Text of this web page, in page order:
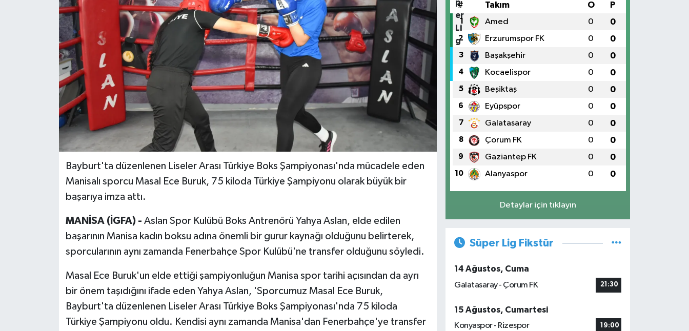
Bayburt'ta düzenlenen Liseler Arası Türkiye Boks Şampiyonası'nda mücadele eden
Manisalı sporcu Masal Ece Buruk, 75 kiloda Türkiye Şampiyonu olarak büyük bir
başarıya imza attı.
MANİSA (İGFA) - Aslan Spor Kulübü Boks Antrenörü Yahya Aslan, elde edilen
başarının Manisa kadın boksu adına önemli bir gurur kaynağı olduğunu belirterek,
sporcularının aynı zamanda Fenerbahçe Spor Kulübü'ne transfer olduğunu söyledi.
Masal Ece Buruk'un elde ettiği şampiyonluğun Manisa spor tarihi açısından da ayrı
bir önem taşıdığını ifade eden Yahya Aslan, 'Sporcumuz Masal Ece Buruk,
Bayburt'ta düzenlenen Liseler Arası Türkiye Boks Şampiyonası'nda 75 kiloda
Türkiye Şampiyonu oldu. Kendisi aynı zamanda Manisa'dan Fenerbahçe'ye transfer
# Takım O P
1 Amed 0 0
2 Erzurumspor FK 0 0
3 Başakşehir 0 0
4 Kocaelispor 0 0
5 Beşiktaş 0 0
6 Eyüpspor 0 0
7 Galatasaray 0 0
8 Çorum FK 0 0
9 Gaziantep FK 0 0
10 Alanyaspor 0 0
Detaylar için tıklayın
Süper Lig Fikstür
14 Ağustos, Cuma
Galatasaray - Çorum FK
21:30
15 Ağustos, Cumartesi
Konyaspor - Rizespor
19:00